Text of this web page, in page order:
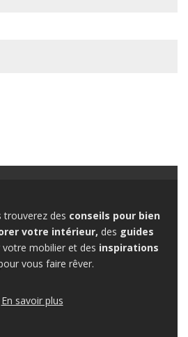
trouverez des conseils pour bien
votre intérieur, des guides
mobilier et des inspirations
vous faire rêver.
En savoir plus